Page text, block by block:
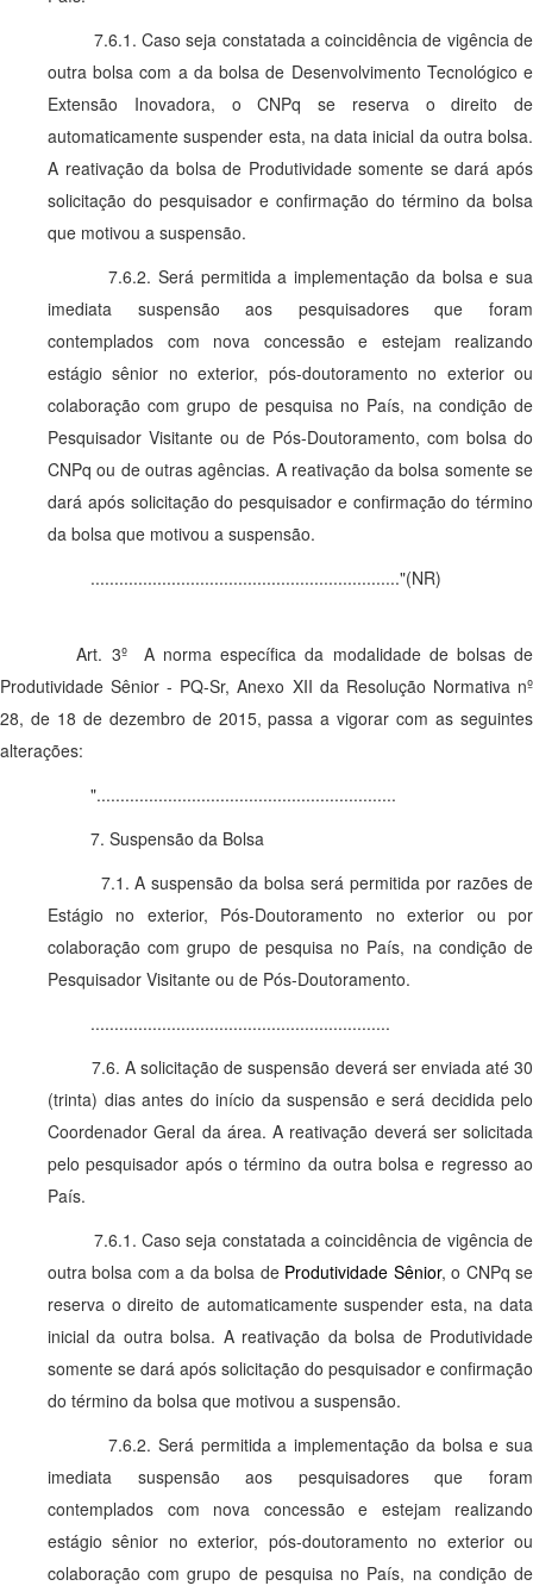
7.6.1. Caso seja constatada a coincidência de vigência de
outra bolsa com a da bolsa de Desenvolvimento Tecnológico e
Extensão Inovadora, o CNPq se reserva o direito de
automaticamente suspender esta, na data inicial da outra bolsa.
A reativação da bolsa de Produtividade somente se dará após
solicitação do pesquisador e confirmação do término da bolsa
que motivou a suspensão.
7.6.2. Será permitida a implementação da bolsa e sua
imediata suspensão aos pesquisadores que foram
contemplados com nova concessão e estejam realizando
estágio sênior no exterior, pós-doutoramento no exterior ou
colaboração com grupo de pesquisa no País, na condição de
Pesquisador Visitante ou de Pós-Doutoramento, com bolsa do
CNPq ou de outras agências. A reativação da bolsa somente se
dará após solicitação do pesquisador e confirmação do término
da bolsa que motivou a suspensão.
................................................................."(NR)
Art. 3º A norma específica da modalidade de bolsas de
Produtividade Sênior - PQ-Sr, Anexo XII da Resolução Normativa nº
28, de 18 de dezembro de 2015, passa a vigorar com as seguintes
alterações:
"...............................................................
7. Suspensão da Bolsa
7.1. A suspensão da bolsa será permitida por razões de
Estágio no exterior, Pós-Doutoramento no exterior ou por
colaboração com grupo de pesquisa no País, na condição de
Pesquisador Visitante ou de Pós-Doutoramento.
...............................................................
7.6. A solicitação de suspensão deverá ser enviada até 30
(trinta) dias antes do início da suspensão e será decidida pelo
Coordenador Geral da área. A reativação deverá ser solicitada
pelo pesquisador após o término da outra bolsa e regresso ao
País.
7.6.1. Caso seja constatada a coincidência de vigência de
outra bolsa com a da bolsa de Produtividade Sênior, o CNPq se
reserva o direito de automaticamente suspender esta, na data
inicial da outra bolsa. A reativação da bolsa de Produtividade
somente se dará após solicitação do pesquisador e confirmação
do término da bolsa que motivou a suspensão.
7.6.2. Será permitida a implementação da bolsa e sua
imediata suspensão aos pesquisadores que foram
contemplados com nova concessão e estejam realizando
estágio sênior no exterior, pós-doutoramento no exterior ou
colaboração com grupo de pesquisa no País, na condição de